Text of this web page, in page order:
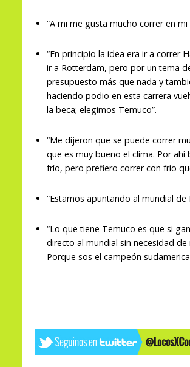
“A mi me gusta mucho correr en mi
“En principio la idea era ir a correr
ir a Rotterdam, pero por un tema
presupuesto más que nada y
haciendo podio en esta carrera
la beca; elegimos Temuco”.
“Me dijeron que se puede correr
que es muy bueno el clima. Por ahí
frío, pero prefiero correr con frío
“Estamos apuntando al mundial de
“Lo que tiene Temuco es que si
directo al mundial sin necesidad de
Porque sos el campeón